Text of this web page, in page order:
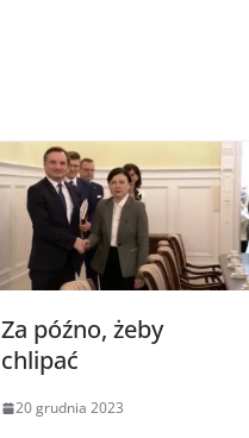
Za późno, żeby
chlipać
20 grudnia 2023